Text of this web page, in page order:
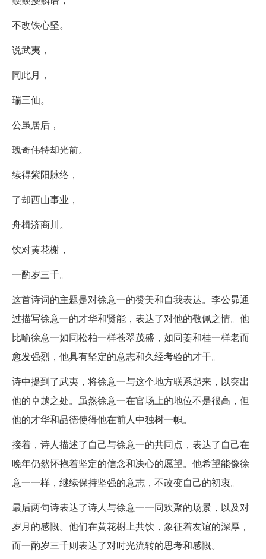
不改铁心坚。
说武夷，
同此月，
瑞三仙。
公虽居后，
瑰奇伟特却光前。
续得紫阳脉络，
了却西山事业，
舟楫济商川。
饮对黄花榭，
一酌岁三千。
这首诗词的主题是对徐意一的赞美和自我表达。李公昴通
过描写徐意一的才华和贤能，表达了对他的敬佩之情。他
比喻徐意一如同松柏一样苍翠茂盛，如同姜和桂一样老而
愈发强烈，他具有坚定的意志和久经考验的才干。
诗中提到了武夷，将徐意一与这个地方联系起来，以突出
他的卓越之处。虽然徐意一在官场上的地位不是很高，但
他的才华和品德使得他在前人中独树一帜。
接着，诗人描述了自己与徐意一的共同点，表达了自己在
晚年仍然怀抱着坚定的信念和决心的愿望。他希望能像徐
意一一样，继续保持坚强的意志，不改变自己的初衷。
最后两句诗表达了诗人与徐意一一同欢聚的场景，以及对
岁月的感慨。他们在黄花榭上共饮，象征着友谊的深厚，
而一酌岁三千则表达了对时光流转的思考和感慨。